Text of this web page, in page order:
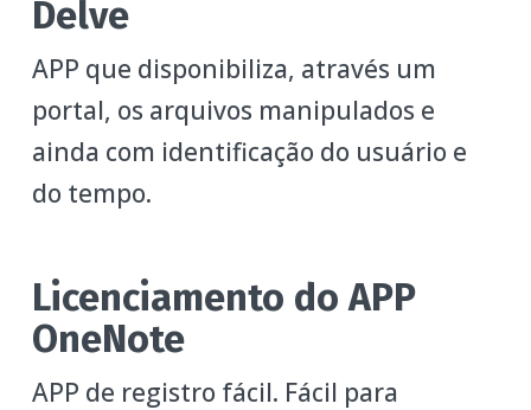
Delve
APP que disponibiliza, através um
portal, os arquivos manipulados e
ainda com identificação do usuário e
do tempo.
Licenciamento do APP
OneNote
APP de registro fácil. Fácil para